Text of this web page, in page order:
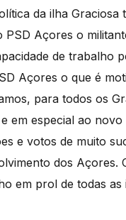
da ilha
PSD Açores o
de trabalho
Açores o que é
para todos os
em especial ao
e votos de muito
dos
em prol de todas